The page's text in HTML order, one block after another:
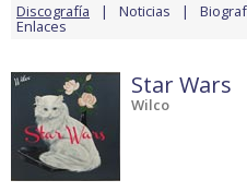
Discografía Noticias
Enlaces
Star Wars
Wilco